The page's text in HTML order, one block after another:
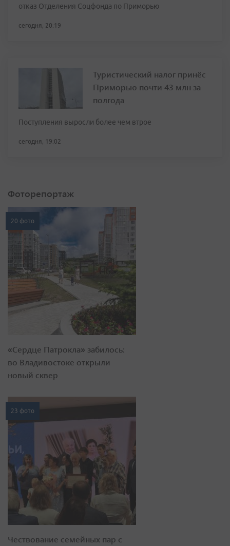
отказ Отделения Соцфонда по Приморью
сегодня, 20:19
Туристический налог принёс
Приморью почти 43 млн за
полгода
Поступления выросли более чем втрое
сегодня, 19:02
Фоторепортаж
20 фото
«Сердце Патрокла» забилось:
во Владивостоке открыли
новый сквер
23 фото
Чествование семейных пар с